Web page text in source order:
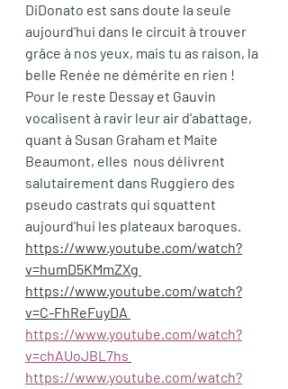
DiDonato est sans doute la seule
aujourd'hui dans le circuit à trouver
grâce à nos yeux, mais tu as raison, la
belle Renée ne démérite en rien !
Pour le reste Dessay et Gauvin
vocalisent à ravir leur air d'abattage,
quant à Susan Graham et Maite
Beaumont, elles  nous délivrent
salutairement dans Ruggiero des
pseudo castrats qui squattent
aujourd'hui les plateaux baroques.
https://www.youtube.com/watch?
v=humD5KMmZXg
https://www.youtube.com/watch?
v=C-FhReFuyDA
https://www.youtube.com/watch?
v=chAUoJBL7hs
https://www.youtube.com/watch?